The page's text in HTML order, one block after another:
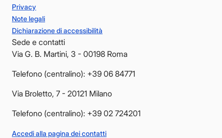
Privacy
Note legali
Dichiarazione di accessibilità
Sede e contatti
Via G. B. Martini, 3 - 00198 Roma
Telefono (centralino): +39 06 84771
Via Broletto, 7 - 20121 Milano
Telefono (centralino): +39 02 724201
Accedi alla pagina dei contatti